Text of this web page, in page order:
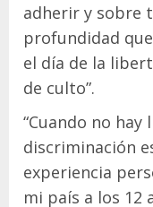
adherir y sobre
profundidad
el día de la
de culto”.
“Cuando no
discriminación
experiencia
mi país a los 12